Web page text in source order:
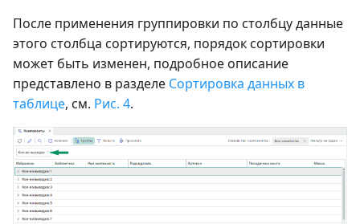
После применения группировки по столбцу данные
этого столбца сортируются, порядок сортировки
может быть изменен, подробное описание
представлено в разделе Сортировка данных в
таблице, см. Рис. 4.